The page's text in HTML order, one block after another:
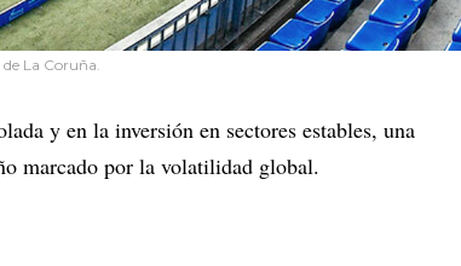
La Coruña.
y en la inversión en sectores estables, una
marcado por la volatilidad global.